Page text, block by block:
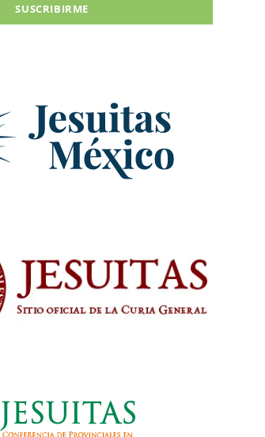
SUSCRIBIRME